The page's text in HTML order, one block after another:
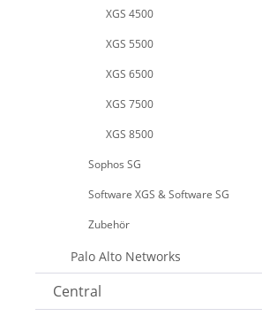
XGS 4500
XGS 5500
XGS 6500
XGS 7500
XGS 8500
Sophos SG
Software XGS & Software SG
Zubehör
Palo Alto Networks
Central